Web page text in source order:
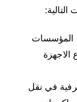
المؤسسات
الاجهزة
في نقل